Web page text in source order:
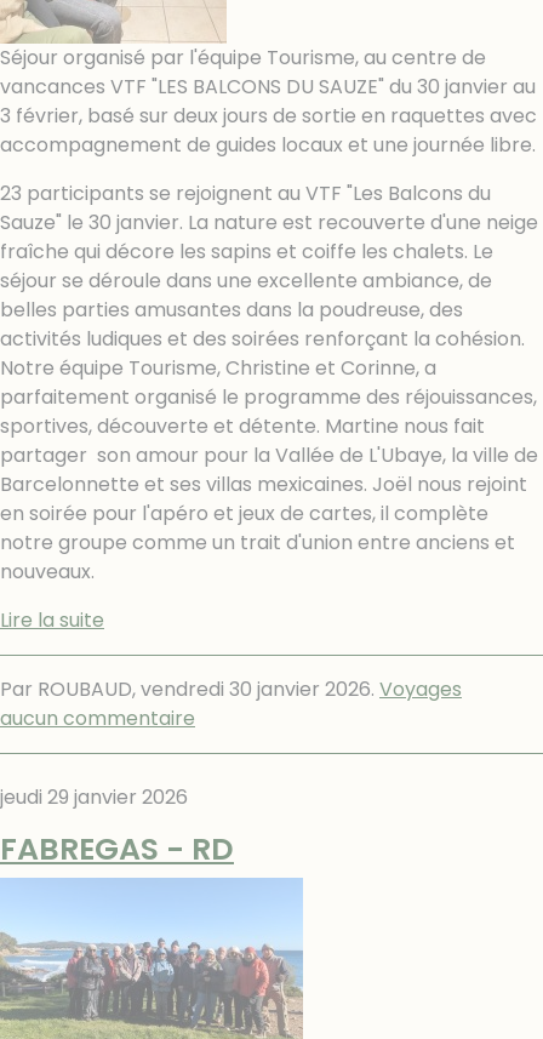
Séjour organisé par l'équipe Tourisme, au centre de
vancances VTF "LES BALCONS DU SAUZE" du 30 janvier au
3 février, basé sur deux jours de sortie en raquettes avec
accompagnement de guides locaux et une journée libre.
23 participants se rejoignent au VTF "Les Balcons du
Sauze" le 30 janvier. La nature est recouverte d'une neige
fraîche qui décore les sapins et coiffe les chalets. Le
séjour se déroule dans une excellente ambiance, de
belles parties amusantes dans la poudreuse, des
activités ludiques et des soirées renforçant la cohésion.
Notre équipe Tourisme, Christine et Corinne, a
parfaitement organisé le programme des réjouissances,
sportives, découverte et détente. Martine nous fait
partager son amour pour la Vallée de L'Ubaye, la ville de
Barcelonnette et ses villas mexicaines. Joël nous rejoint
en soirée pour l'apéro et jeux de cartes, il complète
notre groupe comme un trait d'union entre anciens et
nouveaux.
Lire la suite
Par ROUBAUD,vendredi 30 janvier 2026. Voyages
aucun commentaire
jeudi 29 janvier 2026
FABREGAS - RD